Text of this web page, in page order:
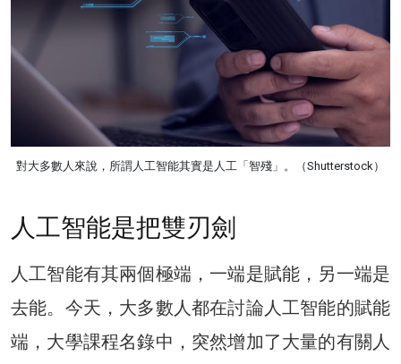
對大多數人來說，所謂人工智能其實是人工「智殘」。（Shutterstock）
人工智能是把雙刃劍
人工智能有其兩個極端，一端是賦能，另一端是
去能。今天，大多數人都在討論人工智能的賦能
端，大學課程名錄中，突然增加了大量的有關人